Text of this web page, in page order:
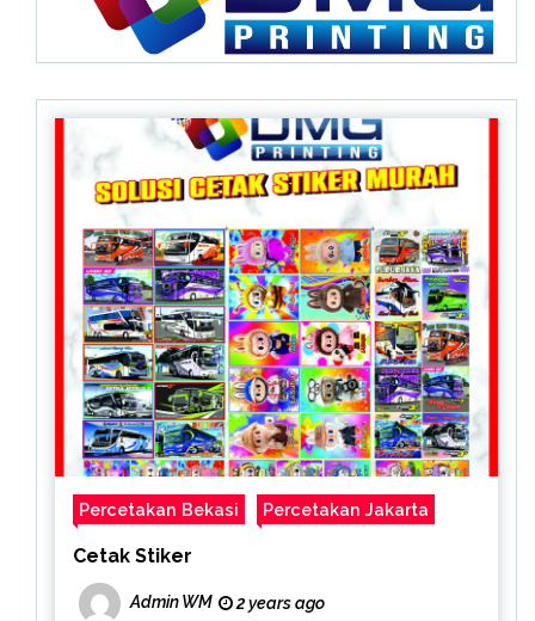
Percetakan Bekasi Percetakan Jakarta
Cetak Stiker
Admin WM 2 years ago